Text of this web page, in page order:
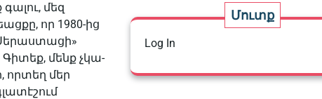
մեզ
որ 1980-ից
Գիտեք, մենք չկա­
որտեղ մեր
Մուտք
Log In